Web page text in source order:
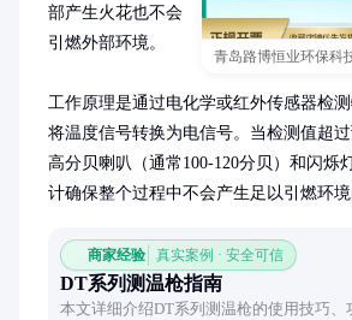
青岛路博恒业环保科
部产生火花也不会
引燃外部环境。
工作原理是通过电化学或红外传感器检
将温度信号转换为电信号。当检测值超
高分贝喇叭（通常100-120分贝）和闪烁
计确保整个过程中不会产生足以引燃环境
商家经验 真实案例 · 安全可信
DT系列测温枪指南
本文详细介绍DT系列测温枪的使用技巧、